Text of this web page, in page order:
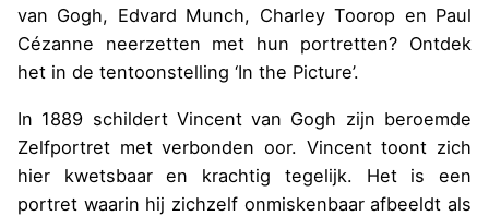
van Gogh, Edvard Munch, Charley Toorop en Paul
Cézanne neerzetten met hun portretten? Ontdek
het in de tentoonstelling ‘In the Picture’.
In 1889 schildert Vincent van Gogh zijn beroemde
Zelfportret met verbonden oor. Vincent toont zich
hier kwetsbaar en krachtig tegelijk. Het is een
portret waarin hij zichzelf onmiskenbaar afbeeldt als